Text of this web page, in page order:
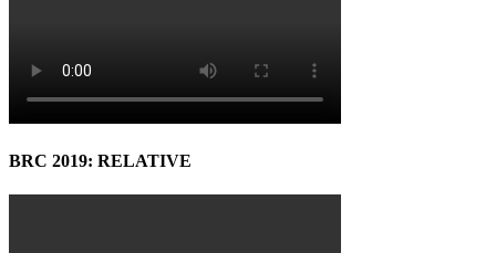
BRC 2019: RELATIVE